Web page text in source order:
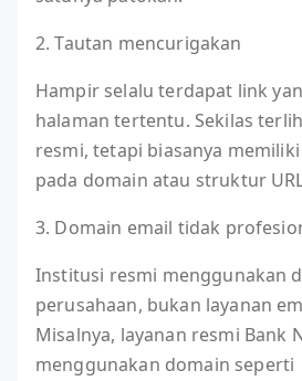
2. Tautan mencurigakan
Hampir selalu terdapat link
halaman tertentu. Sekilas
resmi, tetapi biasanya
pada domain atau struktur
3. Domain email tidak
Institusi resmi menggunakan
perusahaan, bukan layanan
Misalnya, layanan resmi Bank
menggunakan domain seperti